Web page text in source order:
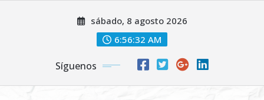
sábado, 8 agosto 2026
6:56:34 AM
Síguenos